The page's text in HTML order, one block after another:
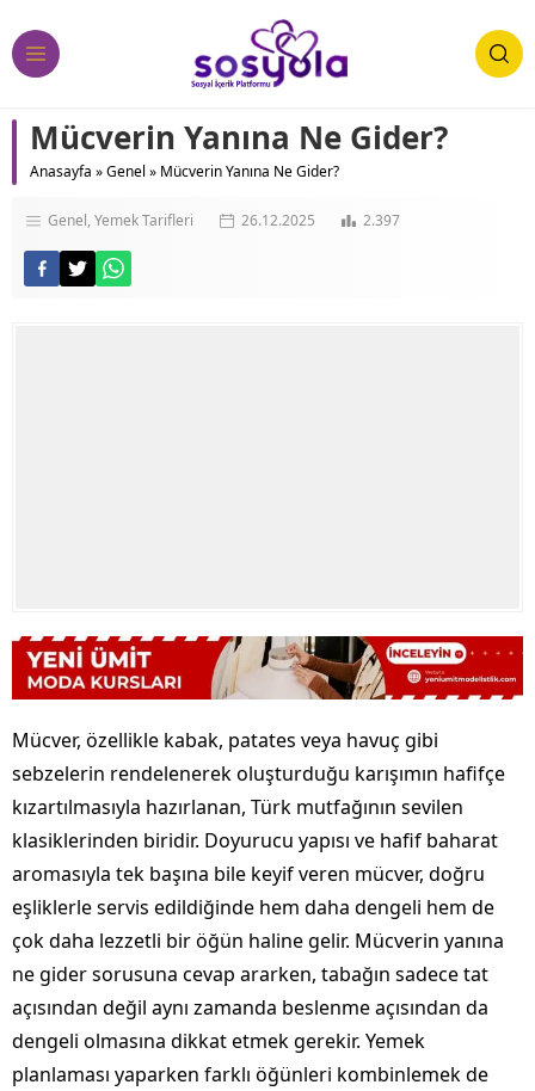
Mücverin Yanına Ne Gider?
Anasayfa »Genel » Mücverin Yanına Ne Gider?
Genel Yemek Tarifleri 26.12.2025 2.397
Mücver, özellikle kabak, patates veya havuç gibi
sebzelerin rendelenerek oluşturduğu karışımın hafifçe
kızartılmasıyla hazırlanan, Türk mutfağının sevilen
klasiklerinden biridir. Doyurucu yapısı ve hafif baharat
aromasıyla tek başına bile keyif veren mücver, doğru
eşliklerle servis edildiğinde hem daha dengeli hem de
çok daha lezzetli bir öğün haline gelir. Mücverin yanına
ne gider sorusuna cevap ararken, tabağın sadece tat
açısından değil aynı zamanda beslenme açısından da
dengeli olmasına dikkat etmek gerekir. Yemek
planlaması yaparken farklı öğünleri kombinlemek de